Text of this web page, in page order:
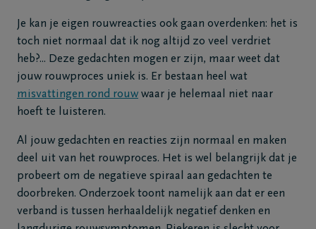
Je kan je eigen rouwreacties ook gaan overdenken: het is
toch niet normaal dat ik nog altijd zo veel verdriet
heb?... Deze gedachten mogen er zijn, maar weet dat
jouw rouwproces uniek is. Er bestaan heel wat
misvattingen rond rouw waar je helemaal niet naar
hoeft te luisteren.
Al jouw gedachten en reacties zijn normaal en maken
deel uit van het rouwproces. Het is wel belangrijk dat je
probeert om de negatieve spiraal aan gedachten te
doorbreken. Onderzoek toont namelijk aan dat er een
verband is tussen herhaaldelijk negatief denken en